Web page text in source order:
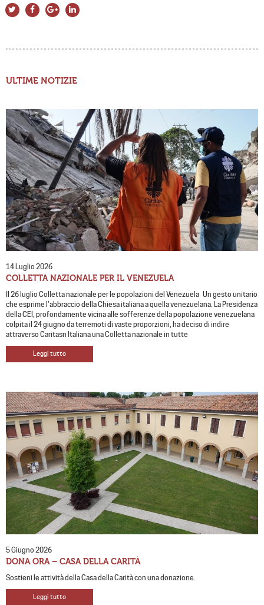
ULTIME NOTIZIE
14 Luglio 2026
COLLETTA NAZIONALE PER IL VENEZUELA
Il 26 luglio Colletta nazionale per le popolazioni del Venezuela Un gesto unitario
che esprime l’abbraccio della Chiesa italiana a quella venezuelana. La Presidenza
della CEI, profondamente vicina alle sofferenze della popolazione venezuelana
colpita il 24 giugno da terremoti di vaste proporzioni, ha deciso di indire
attraverso Caritasn Italiana una Colletta nazionale in tutte
Leggi tutto
5 Giugno 2026
DONA ORA – CASA DELLA CARITÀ
Sostieni le attività della Casa della Carità con una donazione.
Leggi tutto